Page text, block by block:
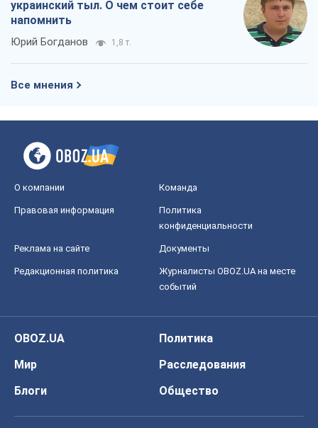
украинский тыл. О чем стоит себе
напомнить
Юрий Богданов 1,8 т.
Все мнения
О компании Команда
Правовая информация
Политика
конфиденциальности
Реклама на сайте Документы
Редакционная политика
Журналисты OBOZ.UA на месте
событий
OBOZ.UA
Политика
Мир
Расследования
Блоги
Общество